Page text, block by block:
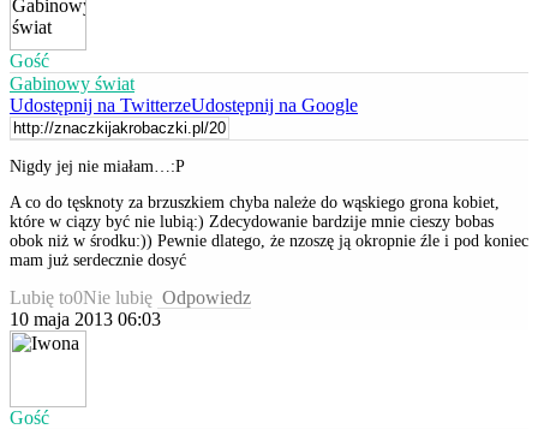
Gość
Gabinowy świat
Udostępnij na TwitterzeUdostępnij na Google
Nigdy jej nie miałam…:P
A co do tęsknoty za brzuszkiem chyba należe do wąskiego grona kobiet,
które w ciązy być nie lubią:) Zdecydowanie bardzije mnie cieszy bobas
obok niż w środku:)) Pewnie dlatego, że nzoszę ją okropnie źle i pod koniec
mam już serdecznie dosyć
Lubię to0Nie lubię Odpowiedz
10 maja 2013 06:03
Gość